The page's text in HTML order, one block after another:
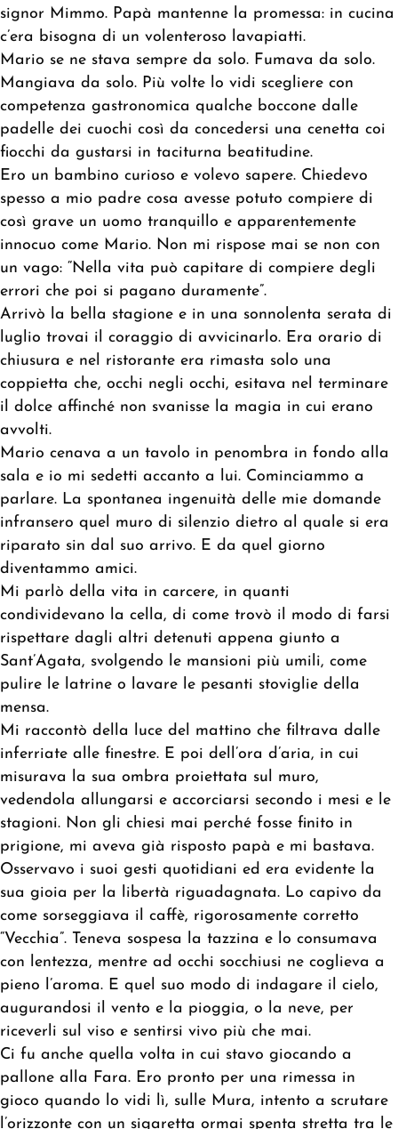
signor Mimmo. Papà mantenne la promessa: in cucina
c’era bisogna di un volenteroso lavapiatti.
Mario se ne stava sempre da solo. Fumava da solo.
Mangiava da solo. Più volte lo vidi scegliere con
competenza gastronomica qualche boccone dalle
padelle dei cuochi così da concedersi una cenetta coi
fiocchi da gustarsi in taciturna beatitudine.
Ero un bambino curioso e volevo sapere. Chiedevo
spesso a mio padre cosa avesse potuto compiere di
così grave un uomo tranquillo e apparentemente
innocuo come Mario. Non mi rispose mai se non con
un vago: “Nella vita può capitare di compiere degli
errori che poi si pagano duramente”.
Arrivò la bella stagione e in una sonnolenta serata di
luglio trovai il coraggio di avvicinarlo. Era orario di
chiusura e nel ristorante era rimasta solo una
coppietta che, occhi negli occhi, esitava nel terminare
il dolce affinché non svanisse la magia in cui erano
avvolti.
Mario cenava a un tavolo in penombra in fondo alla
sala e io mi sedetti accanto a lui. Cominciammo a
parlare. La spontanea ingenuità delle mie domande
infransero quel muro di silenzio dietro al quale si era
riparato sin dal suo arrivo. E da quel giorno
diventammo amici.
Mi parlò della vita in carcere, in quanti
condividevano la cella, di come trovò il modo di farsi
rispettare dagli altri detenuti appena giunto a
Sant’Agata, svolgendo le mansioni più umili, come
pulire le latrine o lavare le pesanti stoviglie della
mensa.
Mi raccontò della luce del mattino che filtrava dalle
inferriate alle finestre. E poi dell’ora d’aria, in cui
misurava la sua ombra proiettata sul muro,
vedendola allungarsi e accorciarsi secondo i mesi e le
stagioni. Non gli chiesi mai perché fosse finito in
prigione, mi aveva già risposto papà e mi bastava.
Osservavo i suoi gesti quotidiani ed era evidente la
sua gioia per la libertà riguadagnata. Lo capivo da
come sorseggiava il caffè, rigorosamente corretto
“Vecchia”. Teneva sospesa la tazzina e lo consumava
con lentezza, mentre ad occhi socchiusi ne coglieva a
pieno l’aroma. E quel suo modo di indagare il cielo,
augurandosi il vento e la pioggia, o la neve, per
riceverli sul viso e sentirsi vivo più che mai.
Ci fu anche quella volta in cui stavo giocando a
pallone alla Fara. Ero pronto per una rimessa in
gioco quando lo vidi lì, sulle Mura, intento a scrutare
l’orizzonte con un sigaretta ormai spenta stretta tra le